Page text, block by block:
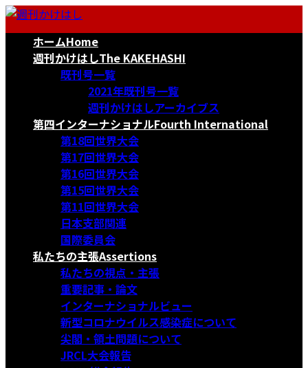
コ
ナ
ホームHome
週刊かけはしThe KAKEHASHI
既刊号一覧
2021年既刊号一覧
週刊かけはしアーカイブス
第四インターナショナルFourth International
第18回世界大会
第17回世界大会
第16回世界大会
第15回世界大会
第11回世界大会
日本支部関連
国際委員会
私たちの主張Assertions
私たちの視点・主張
重要記事・論文
インターナショナルビュー
新型コロナウイルス感染症について
尖閣・領土問題について
JRCL大会報告